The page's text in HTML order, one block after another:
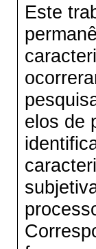
Este
elos de